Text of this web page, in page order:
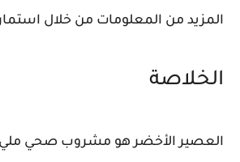
المزيد من المعلومات من خلال
الخلاصة
العصير الأخضر هو مشروب صحي مليء